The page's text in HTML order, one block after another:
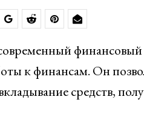
финансовый
к финансам. Он
средств,